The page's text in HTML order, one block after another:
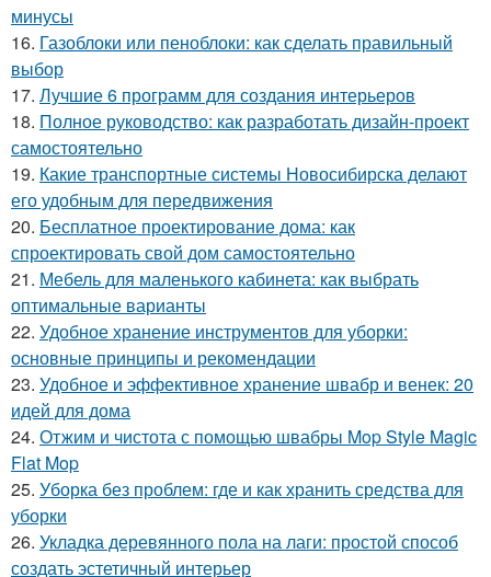
минусы
16. Газоблоки или пеноблоки: как сделать правильный
выбор
17. Лучшие 6 программ для создания интерьеров
18. Полное руководство: как разработать дизайн-проект
самостоятельно
19. Какие транспортные системы Новосибирска делают
его удобным для передвижения
20. Бесплатное проектирование дома: как
спроектировать свой дом самостоятельно
21. Мебель для маленького кабинета: как выбрать
оптимальные варианты
22. Удобное хранение инструментов для уборки:
основные принципы и рекомендации
23. Удобное и эффективное хранение швабр и венек: 20
идей для дома
24. Отжим и чистота с помощью швабры Mop Style Magic
Flat Mop
25. Уборка без проблем: где и как хранить средства для
уборки
26. Укладка деревянного пола на лаги: простой способ
создать эстетичный интерьер